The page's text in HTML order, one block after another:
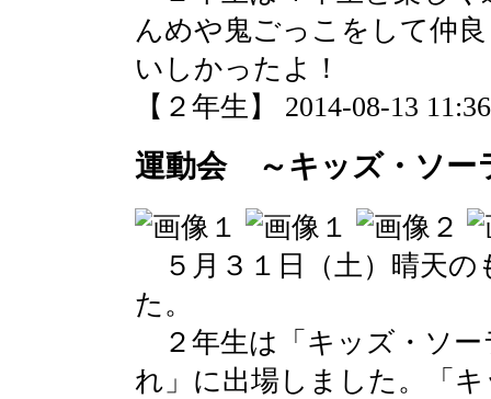
んめや鬼ごっこをして仲
いしかったよ！
【２年生】 2014-08-13
運動会 ～キッズ・ソー
５月３１日（土）晴天の
た。
２年生は「キッズ・ソー
れ」に出場しました。「